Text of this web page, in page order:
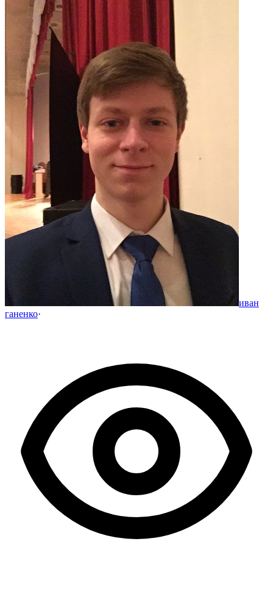
иван
ганенко·